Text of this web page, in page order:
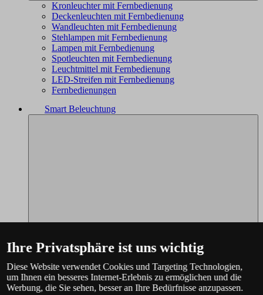
Kronleuchter mit Fernbedienung
Deckenleuchten mit Fernbedienung
Wandleuchten mit Fernbedienung
Stehlampen mit Fernbedienung
Lampen mit Fernbedienung
Spotleuchten mit Fernbedienung
Leuchtmittel mit Fernbedienung
LED-Streifen mit Fernbedienung
Fernbedienungen
Smart Beleuchtung
Ihre Privatsphäre ist uns wichtig
Diese Website verwendet Cookies und Targeting Technologien,
um Ihnen ein besseres Internet-Erlebnis zu ermöglichen und die
Werbung, die Sie sehen, besser an Ihre Bedürfnisse anzupassen.